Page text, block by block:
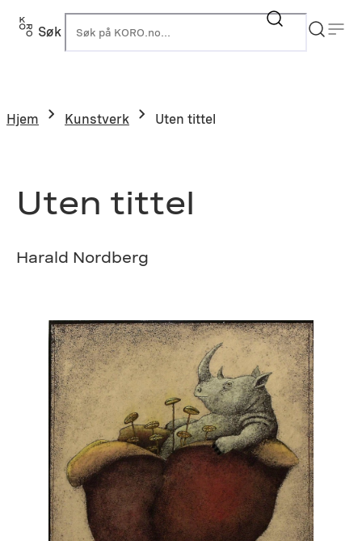
Hopp
Søk
Hjem Kunstverk Uten tittel
Uten tittel
Harald Nordberg